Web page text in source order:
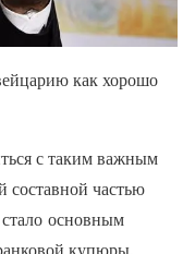
как хорошо
с таким важным
составной частью
основным
купюры,